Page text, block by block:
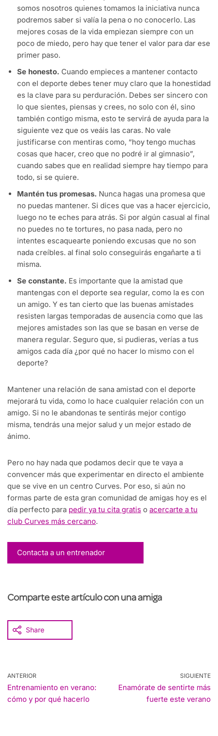
somos nosotros quienes tomamos la iniciativa nunca
podremos saber si valía la pena o no conocerlo. Las
mejores cosas de la vida empiezan siempre con un
poco de miedo, pero hay que tener el valor para dar ese
primer paso.
Se honesto. Cuando empieces a mantener contacto
con el deporte debes tener muy claro que la honestidad
es la clave para su perduración. Debes ser sincero con
lo que sientes, piensas y crees, no solo con él, sino
también contigo misma, esto te servirá de ayuda para la
siguiente vez que os veáis las caras. No vale
justificarse con mentiras como, “hoy tengo muchas
cosas que hacer, creo que no podré ir al gimnasio”,
cuando sabes que en realidad siempre hay tiempo para
todo, si se quiere.
Mantén tus promesas. Nunca hagas una promesa que
no puedas mantener. Si dices que vas a hacer ejercicio,
luego no te eches para atrás. Si por algún casual al final
no puedes no te tortures, no pasa nada, pero no
intentes escaquearte poniendo excusas que no son
nada creíbles. al final solo conseguirás engañarte a ti
misma.
Se constante. Es importante que la amistad que
mantengas con el deporte sea regular, como la es con
un amigo. Y es tan cierto que las buenas amistades
resisten largas temporadas de ausencia como que las
mejores amistades son las que se basan en verse de
manera regular. Seguro que, si pudieras, verías a tus
amigos cada día ¿por qué no hacer lo mismo con el
deporte?
Mantener una relación de sana amistad con el deporte
mejorará tu vida, como lo hace cualquier relación con un
amigo. Si no le abandonas te sentirás mejor contigo
misma, tendrás una mejor salud y un mejor estado de
ánimo.
Pero no hay nada que podamos decir que te vaya a
convencer más que experimentar en directo el ambiente
que se vive en un centro Curves. Por eso, si aún no
formas parte de esta gran comunidad de amigas hoy es el
día perfecto para pedir ya tu cita gratis o acercarte a tu
club Curves más cercano.
Contacta a un entrenador
Comparte este artículo con una amiga
Share
ANTERIOR
Entrenamiento en verano:
cómo y por qué hacerlo
SIGUIENTE
Enamórate de sentirte más
fuerte este verano